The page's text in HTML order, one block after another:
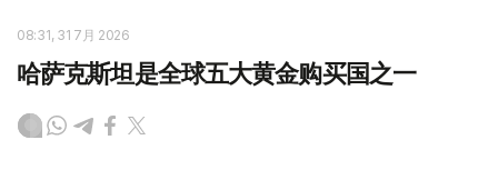
08:31, 31 7月 2026
哈萨克斯坦是全球五大黄金购买国之一